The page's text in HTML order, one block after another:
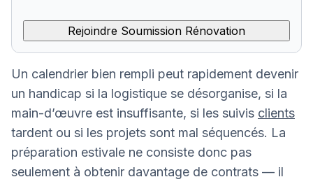
Rejoindre Soumission Rénovation
Un calendrier bien rempli peut rapidement devenir
un handicap si la logistique se désorganise, si la
main-d’œuvre est insuffisante, si les suivis clients
tardent ou si les projets sont mal séquencés. La
préparation estivale ne consiste donc pas
seulement à obtenir davantage de contrats — il